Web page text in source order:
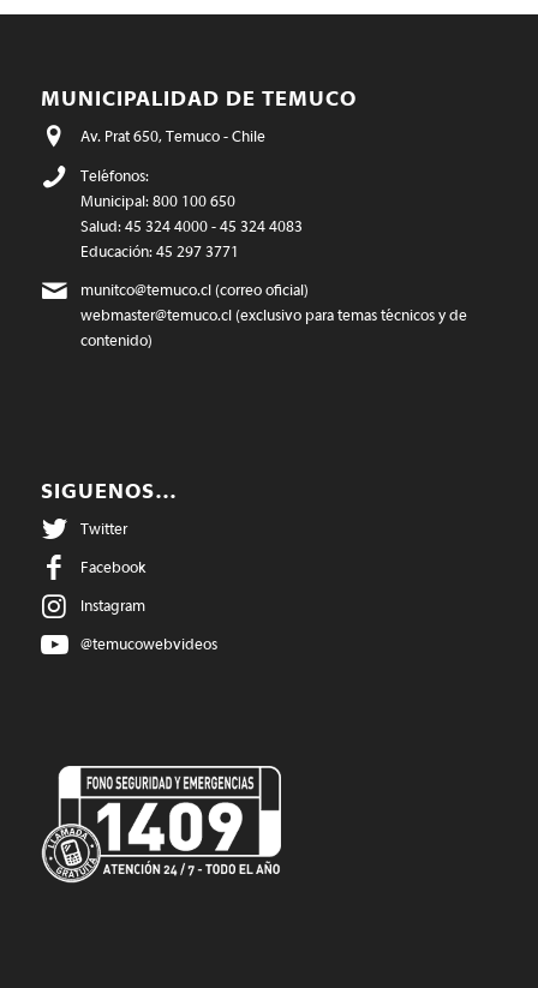
MUNICIPALIDAD DE TEMUCO
Av. Prat 650, Temuco - Chile
Teléfonos:
Municipal: 800 100 650
Salud: 45 324 4000 - 45 324 4083
Educación: 45 297 3771
munitco@temuco.cl(correo oficial)
webmaster@temuco.cl(exclusivo para temas técnicos y de
contenido)
SIGUENOS…
Twitter
Facebook
Instagram
@temucowebvideos